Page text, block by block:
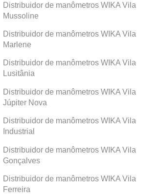
Distribuidor de manômetros WIKA Vila
Mussoline
Distribuidor de manômetros WIKA Vila
Marlene
Distribuidor de manômetros WIKA Vila
Lusitânia
Distribuidor de manômetros WIKA Vila
Júpiter Nova
Distribuidor de manômetros WIKA Vila
Industrial
Distribuidor de manômetros WIKA Vila
Gonçalves
Distribuidor de manômetros WIKA Vila
Ferreira